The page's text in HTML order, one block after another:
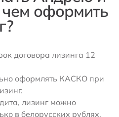
оформить
договора лизинга 12
оформлять КАСКО при
лизинг можно
в белорусских рублях,